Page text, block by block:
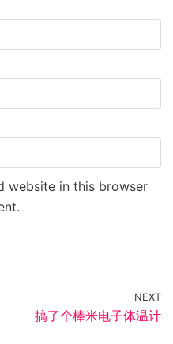
website in this browser
NEXT
搞了个棒米电子体温计